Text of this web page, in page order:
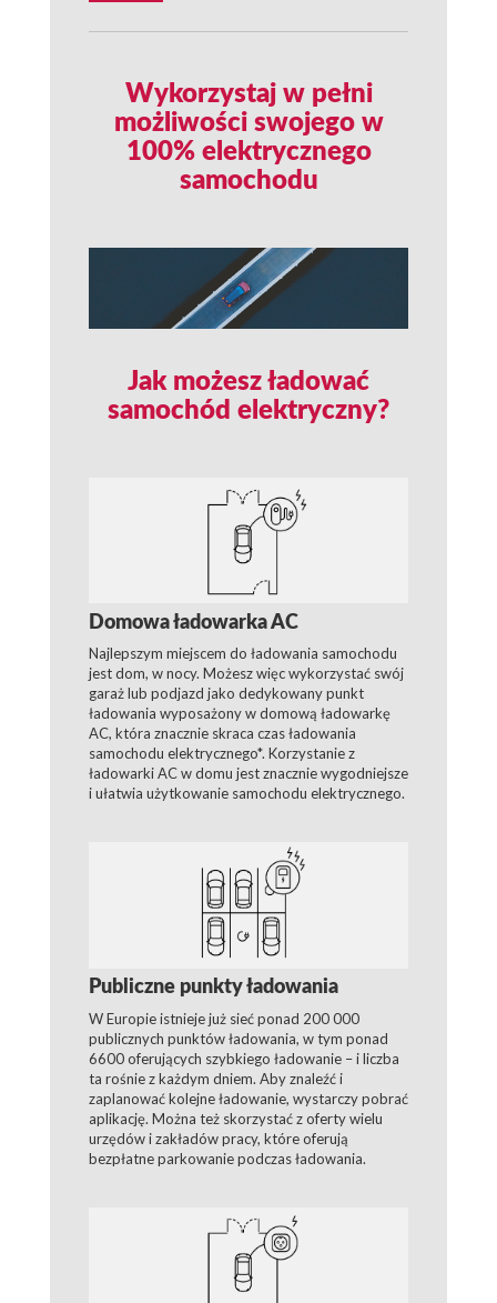
Wykorzystaj w pełni
możliwości swojego w
100% elektrycznego
samochodu
Jak możesz ładować
samochód elektryczny?
Domowa ładowarka AC
Najlepszym miejscem do ładowania samochodu
jest dom, w nocy. Możesz więc wykorzystać swój
garaż lub podjazd jako dedykowany punkt
ładowania wyposażony w domową ładowarkę
AC, która znacznie skraca czas ładowania
samochodu elektrycznego*. Korzystanie z
ładowarki AC w domu jest znacznie wygodniejsze
i ułatwia użytkowanie samochodu elektrycznego.
Publiczne punkty ładowania
W Europie istnieje już sieć ponad 200 000
publicznych punktów ładowania, w tym ponad
6600 oferujących szybkiego ładowanie – i liczba
ta rośnie z każdym dniem. Aby znaleźć i
zaplanować kolejne ładowanie, wystarczy pobrać
aplikację. Można też skorzystać z oferty wielu
urzędów i zakładów pracy, które oferują
bezpłatne parkowanie podczas ładowania.